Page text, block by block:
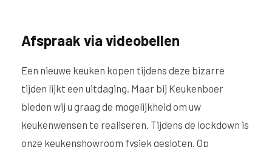
Afspraak via videobellen
Een nieuwe keuken kopen tijdens deze bizarre
tijden lijkt een uitdaging. Maar bij Keukenboer
bieden wij u graag de mogelijkheid om uw
keukenwensen te realiseren. Tijdens de lockdown is
onze keukenshowroom fysiek gesloten. Op